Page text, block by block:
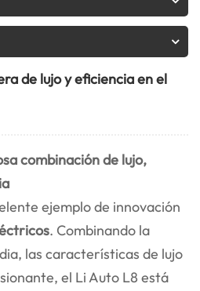
de lujo y eficiencia en el
combinación de lujo,
ejemplo de innovación
. Combinando la
las características de lujo
el Li Auto L8 está